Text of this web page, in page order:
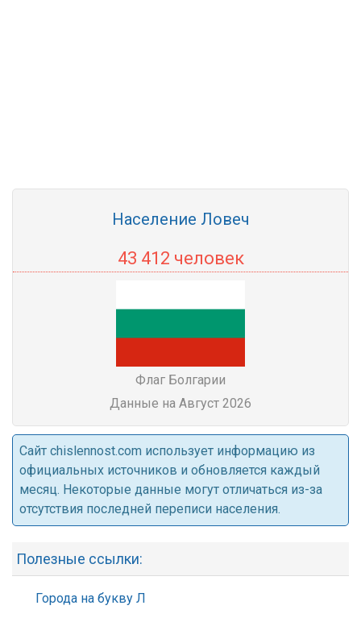
Население Ловеч
43 412 человек
Флаг Болгарии
Данные на Август 2026
Cайт chislennost.com использует информацию из
официальных источников и обновляется каждый
месяц. Некоторые данные могут отличаться из-за
отсутствия последней переписи населения.
Полезные ссылки:
Города на букву Л